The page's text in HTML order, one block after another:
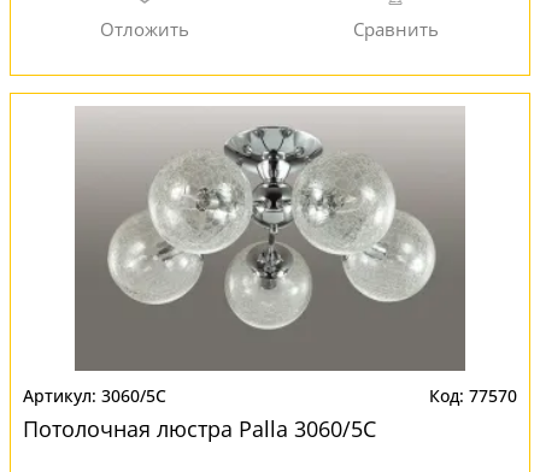
3060/5C 77570
Потолочная люстра Palla 3060/5C